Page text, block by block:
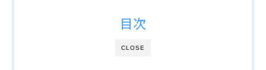
CLOSE
目次